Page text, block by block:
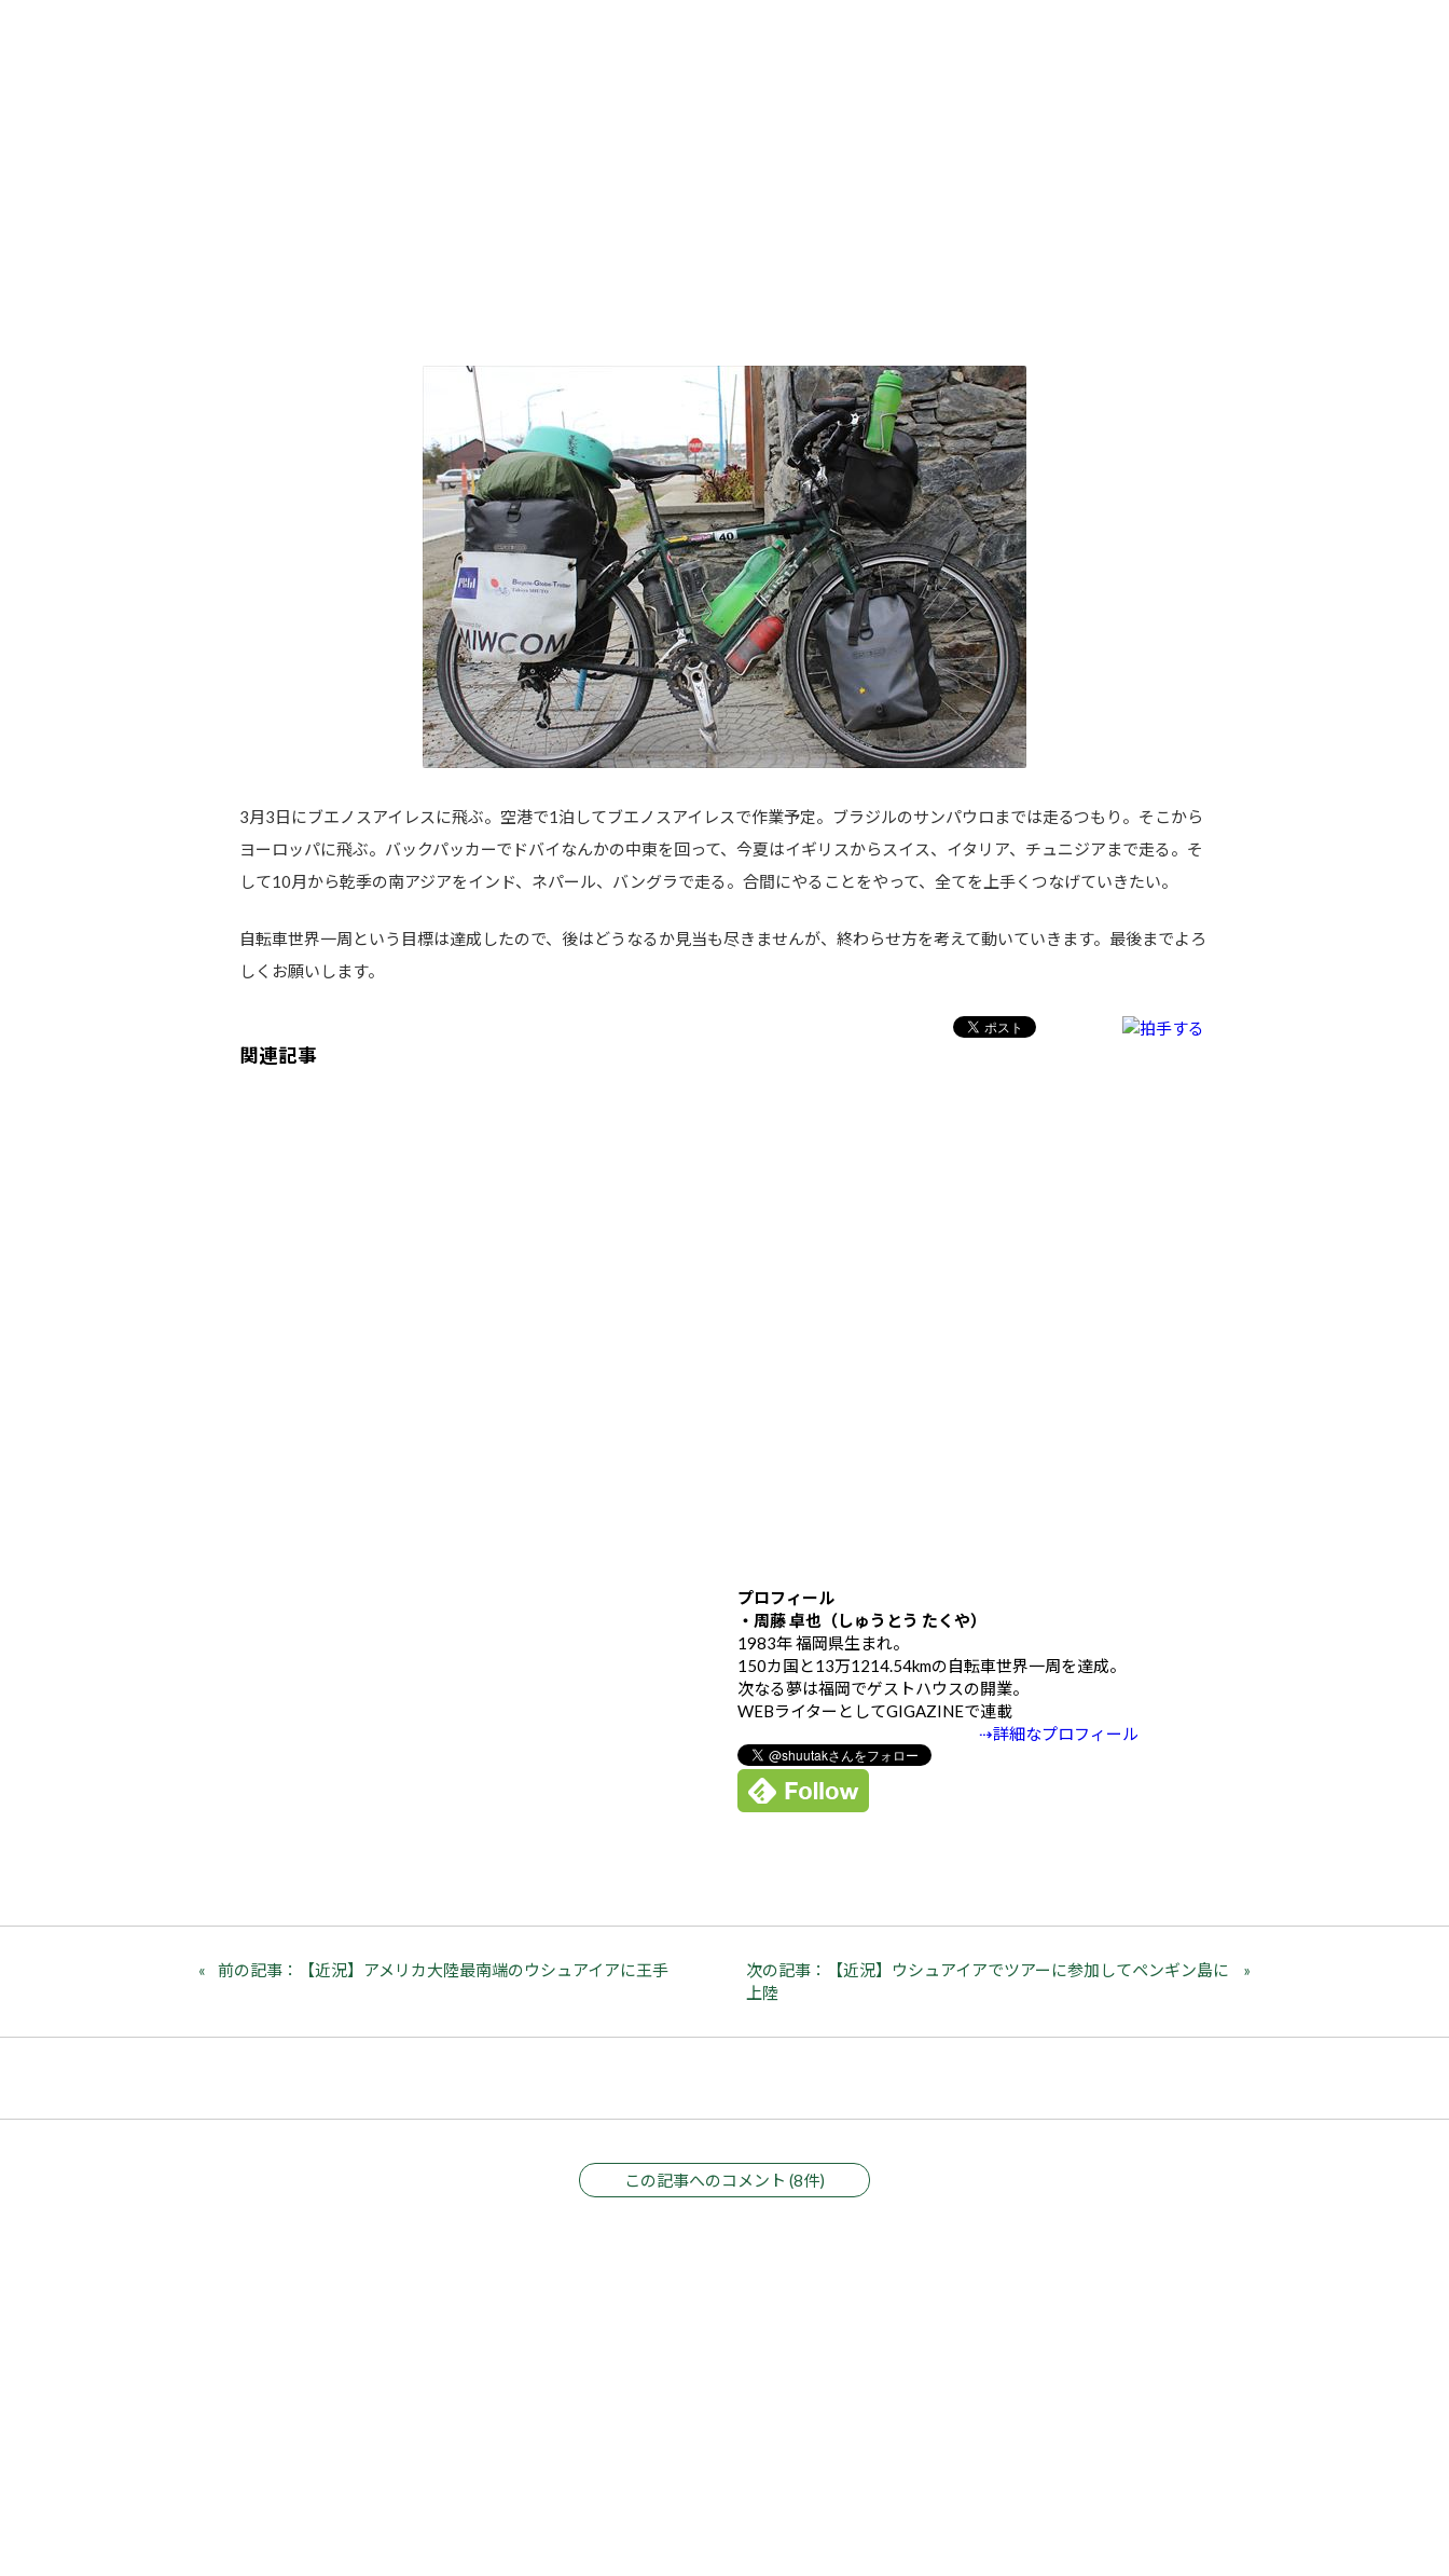
3月3日にブエノスアイレスに飛ぶ。空港で1泊してブエノスアイレスで作業予定。ブラジルのサンパウロまでは走るつもり。そこから
ヨーロッパに飛ぶ。バックパッカーでドバイなんかの中東を回って、今夏はイギリスからスイス、イタリア、チュニジアまで走る。そ
して10月から乾季の南アジアをインド、ネパール、バングラで走る。合間にやることをやって、全てを上手くつなげていきたい。
自転車世界一周という目標は達成したので、後はどうなるか見当も尽きませんが、終わらせ方を考えて動いていきます。最後までよろ
しくお願いします。
関連記事
プロフィール
・周藤 卓也（しゅうとう たくや）
1983年 福岡県生まれ。
150カ国と13万1214.54kmの自転車世界一周を達成。
次なる夢は福岡でゲストハウスの開業。
WEBライターとしてGIGAZINEで連載
⇢詳細なプロフィール
前の記事：【近況】アメリカ大陸最南端のウシュアイアに王手
次の記事：【近況】ウシュアイアでツアーに参加してペンギン島に
上陸
この記事へのコメント (8件)